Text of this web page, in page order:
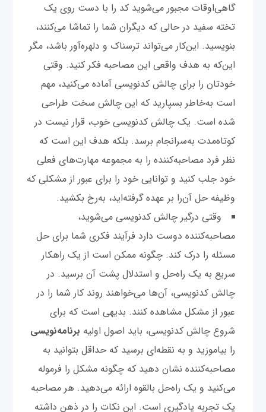
گاهی‌اوقات مجبور می‌شوید کد را با دست روی یک
تخته سفید در حالی که دیگران شما را تماشا می‌کنند،
بنویسید. این‌کار می‌تواند ترسناک و دلهره‌آور باشد، مگر
این‌که به هدف واقعی این مصاحبه فکر کنید. وقتی
خودتان را برای چالش کدنویسی آماده می‌کنید، مهم
است به‌خاطر بسپارید که این چالش سخت طراحی
شده است. یک چالش کدنویسی خوب، قرار نیست در
کوتاه‌مدت به‌سرانجام برسد. بلکه هدف این است که
نظر فرد مصاحبه‌کننده را به مجموعه مهارت‌های فعلی
خود جلب کنید و توانایی خود را برای عبور از مشکلی که
وظیفه حل آن‌را بر عهده گرفته‌اید، به‌رخ بکشید.
وقتی درگیر چالش کدنویسی می‌شوید،
مصاحبه‌کننده دوست دارد فرآیند فکری شما برای حل
مسئله را درک کند. چگونه ممکن است از یک راهکار
سریع به یک راه‌حل و استدلال پشت آن برسید. در
چالش کدنویسی، آن‌ها می‌خواهند روند کار شما را در
عبور از مشکل مشاهده کنند. بدیهی است که برای
شروع چالش کدنویسی، باید اصول اولیه برنامه‌نویسی
را بیاموزید و به نقطه‌ای برسید که حداقل بتوانید به
مصاحبه‌کننده نشان دهید که چگونه مشکل را فرموله
می‌کنید و یک راه‌حل بالقوه ارائه می‌دهید. هر مصاحبه
یک تجربه یادگیری است. این نکات را در ذهن داشته